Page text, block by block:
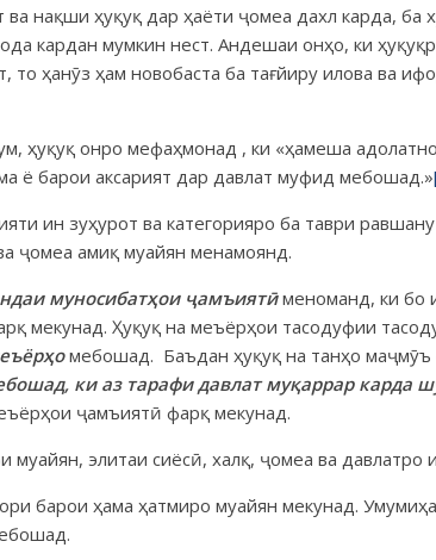
нақши ҳуқуқ дар ҳаёти ҷомеа дахл карда, ба
кардан мумкин нест. Андешаи онҳо, ки
ҳанӯз ҳам новобаста ба та­ғйиру илова ва
ҳуқуқ онро мефаҳмонад , ки «ҳа­меша
ё барои аксарият дар давлат муфид мебошад.»
ин зуҳурот ва категорияро ба таври
ҷомеа амиқ муайян менамоянд.
муносибатҳои ҷамъиятӣмено­манд, ки бо
меку­над. Ҳуқуқ на меъёрҳои тасодуфии
ҳомебошад. Баъдан ҳуқуқ на танҳо
ки аз тарафи давлат муқаррар карда
ҷамъиятӣ фарқ мекунад.
муайян, элитаи сиёсӣ, халқ, ҷомеа ва давлатро
барои ҳама ҳатмиро муайян мекунад.